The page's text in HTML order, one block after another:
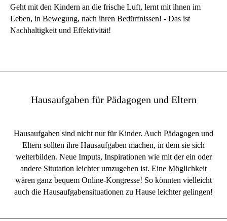
Geht mit den Kindern an die frische Luft, lernt mit ihnen im
Leben, in Bewegung, nach ihren Bedürfnissen! - Das ist
Nachhaltigkeit und Effektivität!
Hausaufgaben für Pädagogen und Eltern
Hausaufgaben sind nicht nur für Kinder. Auch Pädagogen und
Eltern sollten ihre Hausaufgaben machen, in dem sie sich
weiterbilden. Neue Imputs, Inspirationen wie mit der ein oder
andere Situtation leichter umzugehen ist. Eine Möglichkeit
wären ganz bequem Online-Kongresse! So könnten vielleicht
auch die Hausaufgabensituationen zu Hause leichter gelingen!